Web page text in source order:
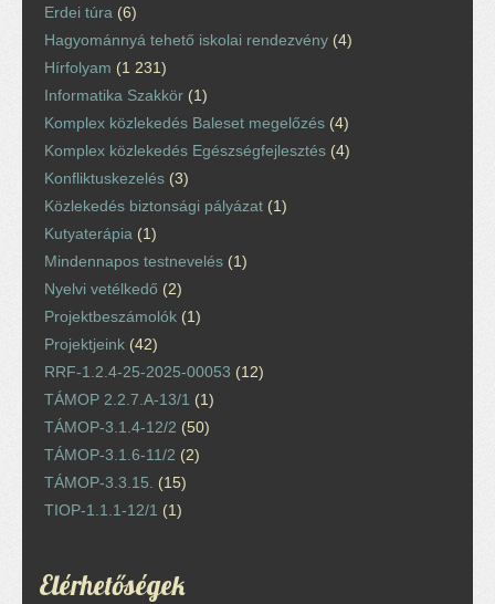
Erdei túra (6)
Hagyománnyá tehető iskolai rendezvény (4)
Hírfolyam (1 231)
Informatika Szakkör (1)
Komplex közlekedés Baleset megelőzés (4)
Komplex közlekedés Egészségfejlesztés (4)
Konfliktuskezelés (3)
Közlekedés biztonsági pályázat (1)
Kutyaterápia (1)
Mindennapos testnevelés (1)
Nyelvi vetélkedő (2)
Projektbeszámolók (1)
Projektjeink (42)
RRF-1.2.4-25-2025-00053 (12)
TÁMOP 2.2.7.A-13/1 (1)
TÁMOP-3.1.4-12/2 (50)
TÁMOP-3.1.6-11/2 (2)
TÁMOP-3.3.15.
(15)
TIOP-1.1.1-12/1 (1)
Elérhetőségek